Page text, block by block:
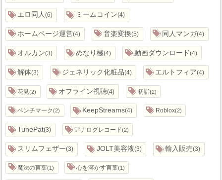
エロ同人 6 ミームコイン 4
ホームページ運営 4 音楽変換 5 同人マンガ 4
オルカン 3 めなり極 4 動画ダウンロード 4
解体 3 ジェネリック化粧品 4 エルトフィア 4
花見 2 オフライン視聴 4 初詣 2
ベンチマーク 2 KeepStreams 4 Roblox 2
TunePat 3 アナログレコード 2
スリムフェザー 3 JOLT美容液 3 輸入販売 3
魔法の言葉 1 心を溶かす言葉 1